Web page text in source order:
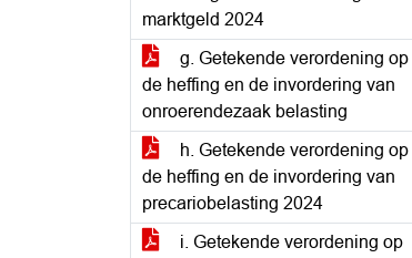
marktgeld 2024
g. Getekende verordening op
de heffing en de invordering van
onroerendezaak belasting
h. Getekende verordening op
de heffing en de invordering van
precariobelasting 2024
i. Getekende verordening op